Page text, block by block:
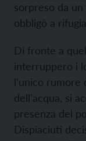
sorpreso da
obbligò a
Di fronte a
interruppero i
l'unico rumore
dell'acqua, si
presenza del
Dispiaciuti